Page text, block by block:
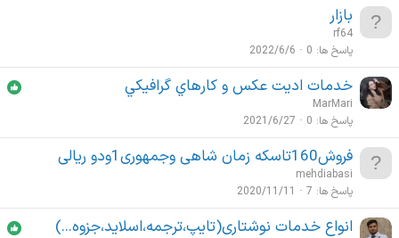
بازار
rf64
پاسخ ها 0
2022/6/6
خدمات اديت عكس و كارهاي گرافيكي
MarMari
پاسخ ها 0
2021/6/27
فروش160تاسکه زمان شاهی وجمهوری1ودو ریالی
mehdiabasi
پاسخ ها 7
2020/11/11
انواع خدمات نوشتاری(تایپ،ترجمه،اسلاید،جزوه...)